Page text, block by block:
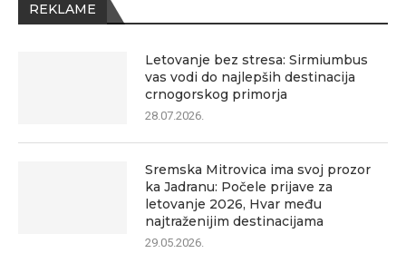
REKLAME
Letovanje bez stresa: Sirmiumbus
vas vodi do najlepših destinacija
crnogorskog primorja
28.07.2026.
Sremska Mitrovica ima svoj prozor
ka Jadranu: Počele prijave za
letovanje 2026, Hvar među
najtraženijim destinacijama
29.05.2026.